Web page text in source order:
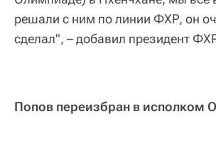
решали с ним по линии ФХР, он
сделал", – добавил президент
Попов переизбран в исполком